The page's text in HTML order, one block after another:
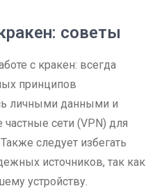
советы
с кракен: всегда
принципов
личными данными и
частные сети (VPN) для
следует избегать
источников, так как
устройству.